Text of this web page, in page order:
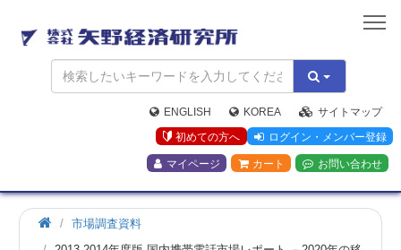
矢
野
経
済
研
究
所
ENGLISH KOREA
サイトマップ
初めての方へ
ログイン・メンバー登録
マイページ カート お問い合わせ
市場調査資料